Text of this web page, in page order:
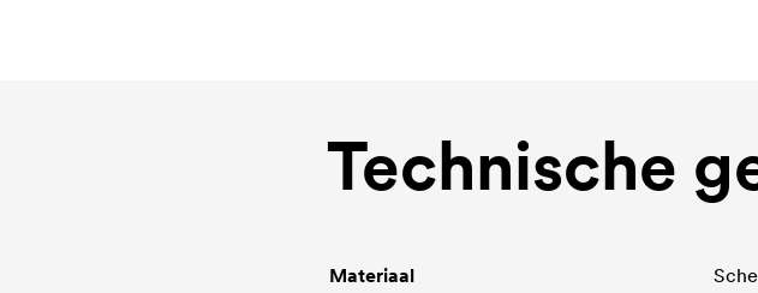
Technische
Materiaal